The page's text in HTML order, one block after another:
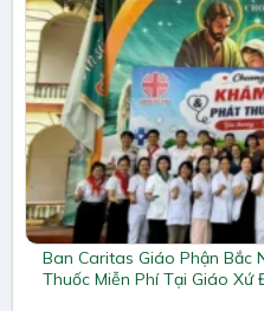
Ban Caritas Giáo Phận Bắc
Thuốc Miễn Phí Tại Giáo Xứ